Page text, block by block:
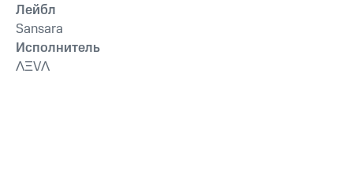
Лейбл
Sansara
Исполнитель
ɅΞVɅ